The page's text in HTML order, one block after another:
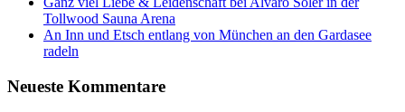
Tollwood Sauna Arena
An Inn und Etsch entlang von München an den Gardasee
radeln
Neueste Kommentare